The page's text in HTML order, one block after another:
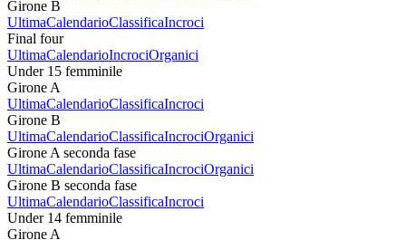
Girone B
UltimaCalendarioClassificaIncroci
Final four
UltimaCalendarioIncrociOrganici
Under 15 femminile
Girone A
UltimaCalendarioClassificaIncroci
Girone B
UltimaCalendarioClassificaIncrociOrganici
Girone A seconda fase
UltimaCalendarioClassificaIncrociOrganici
Girone B seconda fase
UltimaCalendarioClassificaIncroci
Under 14 femminile
Girone A